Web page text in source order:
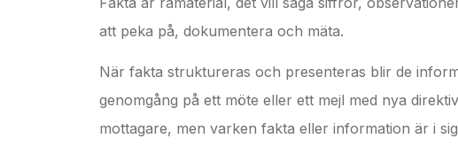
att peka på, dokumentera och mäta.
När fakta struktureras och presenteras blir de
genomgång på ett möte eller ett mejl med nya
mottagare, men varken fakta eller information är i